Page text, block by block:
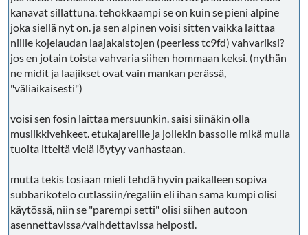
kanavat sillattuna. tehokkaampi se on kuin se pieni alpine
joka siellä nyt on. ja sen alpinen voisi sitten vaikka laittaa
niille kojelaudan laajakaistojen (peerless tc9fd) vahvariksi?
jos en jotain toista vahvaria siihen hommaan keksi. (nythän
ne midit ja laajikset ovat vain mankan perässä,
"väliaikaisesti")
voisi sen fosin laittaa mersuunkin. saisi siinäkin olla
musiikkivehkeet. etukajareille ja jollekin bassolle mikä mulla
tuolta itteltä vielä löytyy vanhastaan.
mutta tekis tosiaan mieli tehdä hyvin paikalleen sopiva
subbarikotelo cutlassiin/regaliin eli ihan sama kumpi olisi
käytössä, niin se "parempi setti" olisi siihen autoon
asennettavissa/vaihdettavissa helposti.